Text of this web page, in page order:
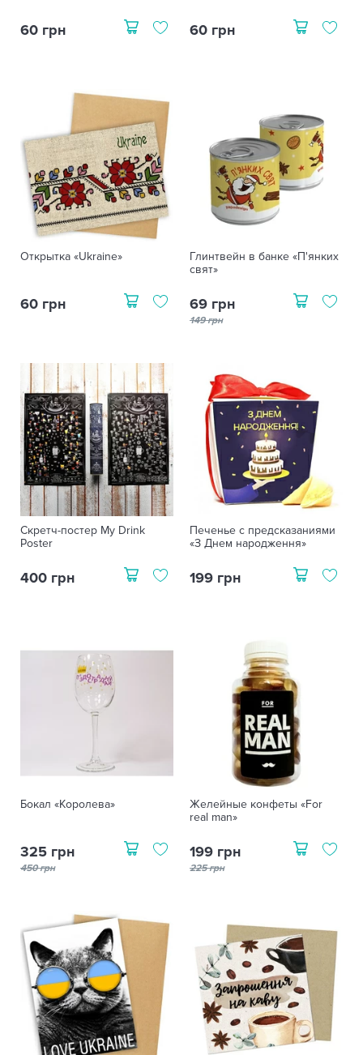
60 грн 60 грн
Открытка «Ukraine»
60 грн
Глинтвейн в банке «П'янких
свят»
69 грн
149 грн
Скретч-постер My Drink
Poster
400 грн
Печенье с предсказаниями
«З Днем народження»
199 грн
Бокал «Королева»
325 грн
450 грн
Желейные конфеты «For
real man»
199 грн
225 грн